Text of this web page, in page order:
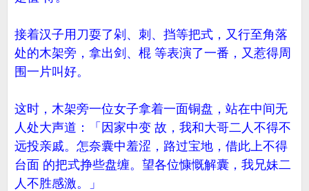
接着汉子用刀耍了剁、刺、挡等把式，又行至角落
处的木架旁，拿出剑、棍 等表演了一番，又惹得周
围一片叫好。
这时，木架旁一位女子拿着一面铜盘，站在中间无
人处大声道：「因家中变 故，我和大哥二人不得不
远投亲戚。怎奈囊中羞涩，路过宝地，借此上不得
台面 的把式挣些盘缠。望各位慷慨解囊，我兄妹二
人不胜感激。」